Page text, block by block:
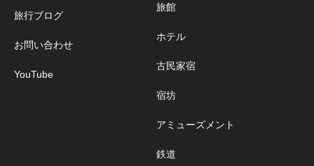
旅行ブログ
お問い合わせ
YouTube
旅館
ホテル
古民家宿
宿坊
アミューズメント
鉄道